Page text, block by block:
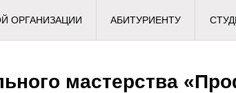
ОРГАНИЗАЦИИ АБИТУРИЕНТУ
мастерства